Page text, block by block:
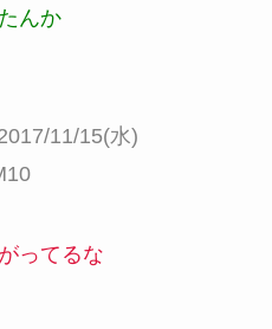
んか
11/15(水)
ってるな